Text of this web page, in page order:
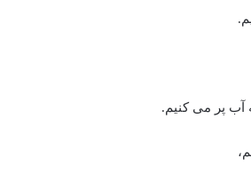
آب پر می کنیم.